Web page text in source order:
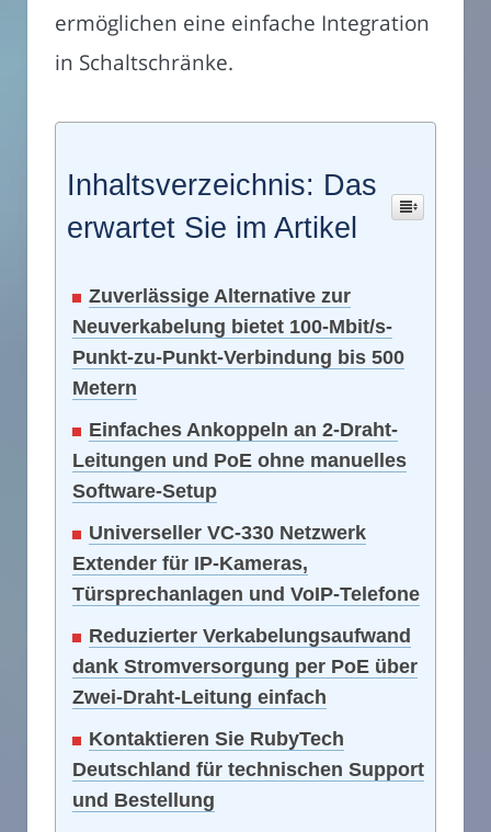
ermöglichen eine einfache Integration
in Schaltschränke.
Inhaltsverzeichnis: Das
erwartet Sie im Artikel
Zuverlässige Alternative zur
Neuverkabelung bietet 100-Mbit/s-
Punkt-zu-Punkt-Verbindung bis 500
Metern
Einfaches Ankoppeln an 2-Draht-
Leitungen und PoE ohne manuelles
Software-Setup
Universeller VC-330 Netzwerk
Extender für IP-Kameras,
Türsprechanlagen und VoIP-Telefone
Reduzierter Verkabelungsaufwand
dank Stromversorgung per PoE über
Zwei-Draht-Leitung einfach
Kontaktieren Sie RubyTech
Deutschland für technischen Support
und Bestellung